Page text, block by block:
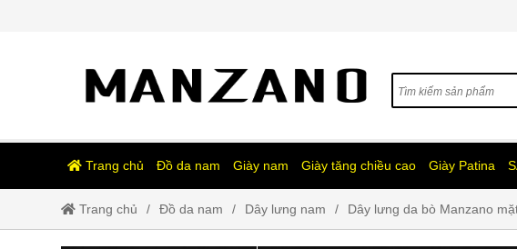
Trang chủ Đồ da nam Giày nam Giày tăng chiều cao Giày Patina
Trang chủ Đồ da nam Dây lưng nam Dây lưng da bò Manzano